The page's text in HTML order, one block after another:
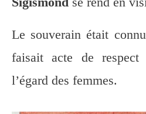
Le souverain était
faisait acte de
l’égard des femmes.